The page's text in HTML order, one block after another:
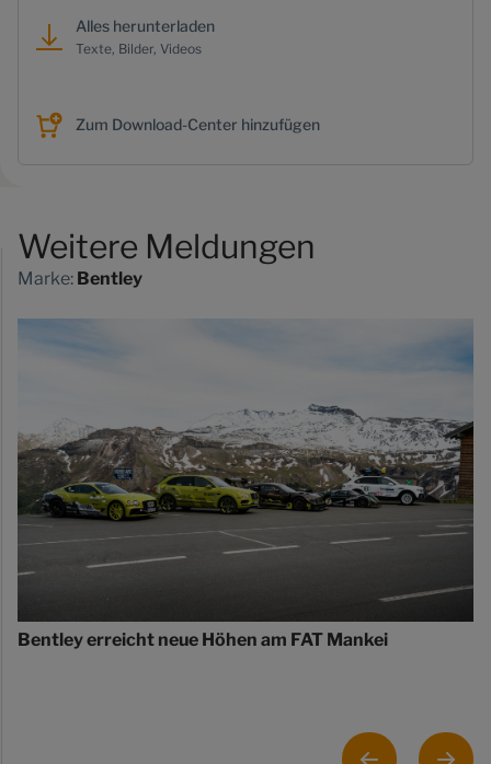
Alles herunterladen
Texte, Bilder, Videos
Zum Download-Center hinzufügen
Weitere Meldungen
Marke: Bentley
Bentley erreicht neue Höhen am FAT Mankei